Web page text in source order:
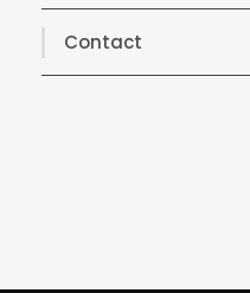
Contact